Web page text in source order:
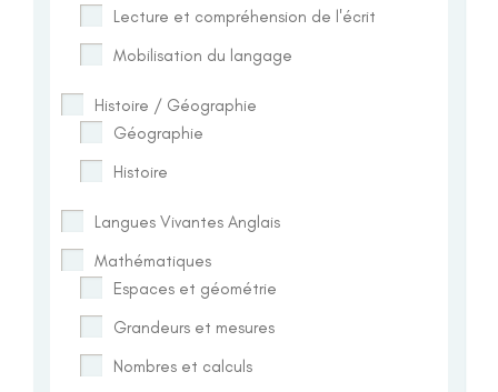
Lecture et compréhension de l'écrit
Mobilisation du langage
Histoire / Géographie
Géographie
Histoire
Langues Vivantes Anglais
Mathématiques
Espaces et géométrie
Grandeurs et mesures
Nombres et calculs